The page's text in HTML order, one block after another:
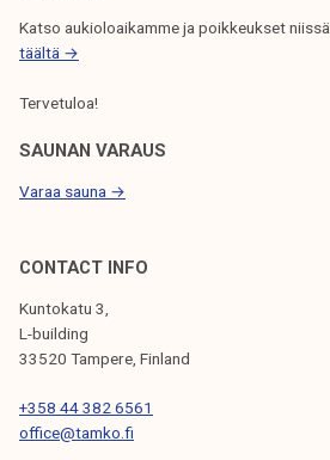
Katso aukioloaikamme ja poikkeukset niissä
täältä →
Tervetuloa!
SAUNAN VARAUS
Varaa sauna →
CONTACT INFO
Kuntokatu 3,
L-building
33520 Tampere, Finland
+358 44 382 6561
office@tamko.fi